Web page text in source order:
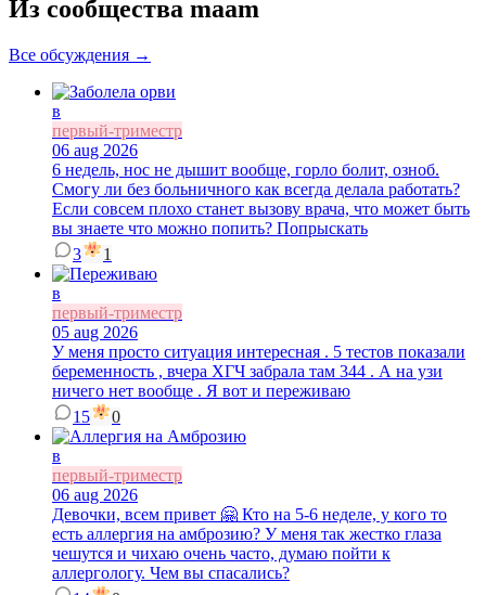
Из сообщества maam
Все обсуждения →
в
первый-триместр
06 aug 2026
6 недель, нос не дышит вообще, горло болит, озноб.
Смогу ли без больничного как всегда делала работать?
Если совсем плохо станет вызову врача, что может быть
вы знаете что можно попить? Попрыскать
3
1
в
первый-триместр
05 aug 2026
У меня просто ситуация интересная . 5 тестов показали
беременность , вчера ХГЧ забрала там 344 . А на узи
ничего нет вообще . Я вот и переживаю
15
0
в
первый-триместр
06 aug 2026
Девочки, всем привет 🤗 Кто на 5-6 неделе, у кого то
есть аллергия на амброзию? У меня так жестко глаза
чешутся и чихаю очень часто, думаю пойти к
аллергологу. Чем вы спасались?